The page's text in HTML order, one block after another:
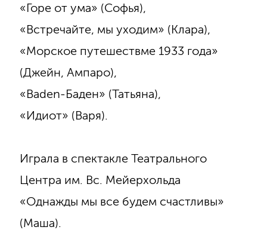
«Горе от ума» (Софья),
«Встречайте, мы уходим» (Клара),
«Морское путешествме 1933 года»
(Джейн, Ампаро),
«Baden-Баден» (Татьяна),
«Идиот» (Варя).
Играла в спектакле Театрального
Центра им. Вс. Мейерхольда
«Однажды мы все будем счастливы»
(Маша).